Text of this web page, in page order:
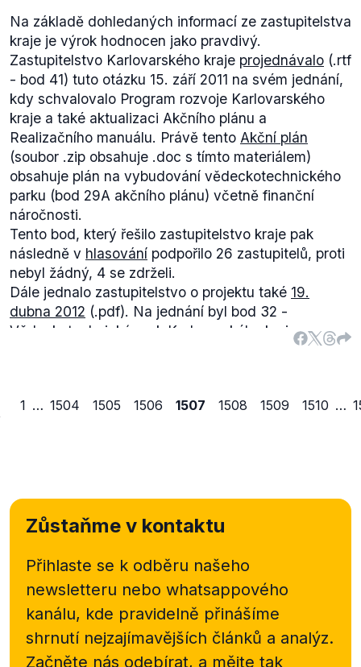
soubory, tab. č. 14).
V obou případech tedy nelze tvrdit, že by
ekonomiky vytvářely nová pracovní místa, jak
Sobotka tvrdí. Pravdu má naopak v tom, že Polsko i
Slovensko zažívají hospodářský růst.
Na základě dohledaných informací ze zastupitelstva
kraje je výrok hodnocen jako pravdivý.
Zastupitelstvo Karlovarského kraje projednávalo (.rtf
- bod 41) tuto otázku 15. září 2011 na svém jednání,
kdy schvalovalo Program rozvoje Karlovarského
kraje a také aktualizaci Akčního plánu a
Realizačního manuálu. Právě tento Akční plán
(soubor .zip obsahuje .doc s tímto materiálem)
obsahuje plán na vybudování vědeckotechnického
parku (bod 29A akčního plánu) včetně finanční
náročnosti.
Tento bod, který řešilo zastupitelstvo kraje pak
následně v hlasování podpořilo 26 zastupitelů, proti
nebyl žádný, 4 se zdrželi.
Dále jednalo zastupitelstvo o projektu také 19.
dubna 2012 (.pdf). Na jednání byl bod 32 -
Vědeckotechnický park Karlovarského kraje -
pověření KARP, p.o. administrací a přípravou
bod 30 -Schválení podmínek poskytnutí dotace pro
vědeckotechnického parku projednávala, lze
demonstrovat, že se zastupitelstvo skutečně této
Borky tedy hodnotíme jako pravdivý.
1 … 1504 1505 1506 1507 1508 1509 1510 …
Zůstaňme v kontaktu
Přihlaste se k odběru našeho
newsletteru nebo whatsappového
kanálu, kde pravidelně přinášíme
shrnutí nejzajímavějších článků a analýz.
Začněte nás odebírat, a mějte tak